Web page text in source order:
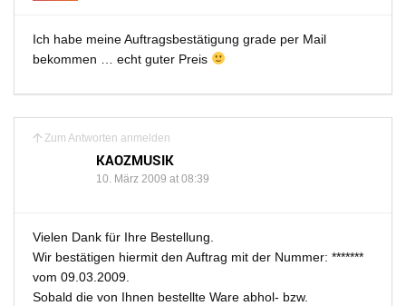
Ich habe meine Auftragsbestätigung grade per Mail
bekommen … echt guter Preis
Zum Antworten anmelden
KAOZMUSIK
10. März 2009 at 08:39
Vielen Dank für Ihre Bestellung.
Wir bestätigen hiermit den Auftrag mit der Nummer: *******
vom 09.03.2009.
Sobald die von Ihnen bestellte Ware abhol- bzw.